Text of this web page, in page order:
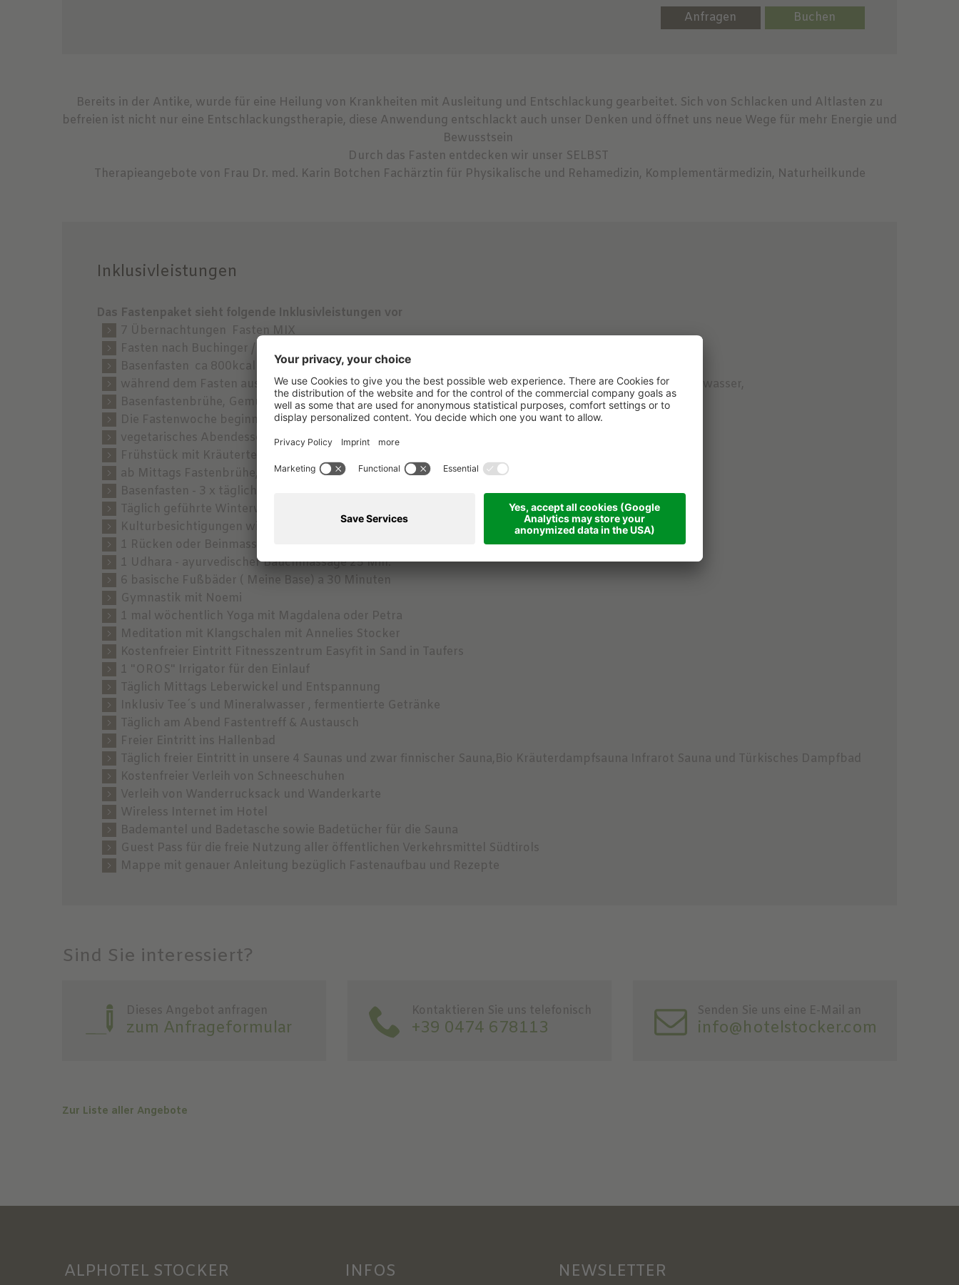
Anfragen Buchen
Bereits in der Antike, wurde für eine Heilung von Krankheiten mit Ausleitung und Entschlackung gearbeitet. Sich von Schlacken und Altlasten zu
befreien ist nicht nur eine Entschlackungstherapie, diese Anwendung entschlackt auch unser Denken und öffnet uns neue Wege für mehr Energie und
Bewusstsein
Durch das Fasten entdecken wir unser SELBST
Therapieangebote von Frau Dr. med. Karin Botchen Fachärztin für Physikalische und Rehamedizin, Komplementärmedizin, Naturheilkunde
Inklusivleistungen
Das Fastenpaket sieht folgende Inklusivleistungen vor
7 Übernachtungen Fasten MIX
Fasten nach Buchinger / Lützner 3 oder 4 Tage
Basenfasten ca 800kcal 3 oder 4 Tage
während dem Fasten ausschließlich 100%Bio teils Demeter, regional und saisonal. Bio Kräutertees, Quellwasser,
Basenfastenbrühe, Gemüse-Obst Säfte
Die Fastenwoche beginnt mit dem Anreisetag - Ausleitung mit Glaubersalz
vegetarisches Abendessen
Frühstück mit Kräutertees
ab Mittags Fastenbrühe, Frucht oder Gemüsesaft, fermentierte Getränke
Basenfasten - 3 x täglich basische Gerichte
Täglich geführte Winterwanderung
Kulturbesichtigungen wie z.B. Burgbesichtigung , Mineralienmuseum, Krippenmuseum "Maranatha"
1 Rücken oder Beinmassage 25Min.
1 Udhara - ayurvedischer Bauchmassage 25 Min.
6 basische Fußbäder ( Meine Base) a 30 Minuten
Gymnastik mit Noemi
1 mal wöchentlich Yoga mit Magdalena oder Petra
Meditation mit Klangschalen mit Annelies Stocker
Kostenfreier Eintritt Fitnesszentrum Easyfit in Sand in Taufers
1 "OROS" Irrigator für den Einlauf
Täglich Mittags Leberwickel und Entspannung
Inklusiv Tee´s und Mineralwasser , fermentierte Getränke
Täglich am Abend Fastentreff & Austausch
Freier Eintritt ins Hallenbad
Täglich freier Eintritt in unsere 4 Saunas und zwar finnischer Sauna,Bio Kräuterdampfsauna Infrarot Sauna und Türkisches Dampfbad
Kostenfreier Verleih von Schneeschuhen
Verleih von Wanderrucksack und Wanderkarte
Wireless Internet im Hotel
Bademantel und Badetasche sowie Badetücher für die Sauna
Guest Pass für die freie Nutzung aller öffentlichen Verkehrsmittel Südtirols
Mappe mit genauer Anleitung bezüglich Fastenaufbau und Rezepte
Sind Sie interessiert?
Dieses Angebot anfragen
zum Anfrageformular
Kontaktieren Sie uns telefonisch
+39 0474 678113
Senden Sie uns eine E-Mail an
info@hotelstocker.com
Zur Liste aller Angebote
ALPHOTEL STOCKER INFOS NEWSLETTER